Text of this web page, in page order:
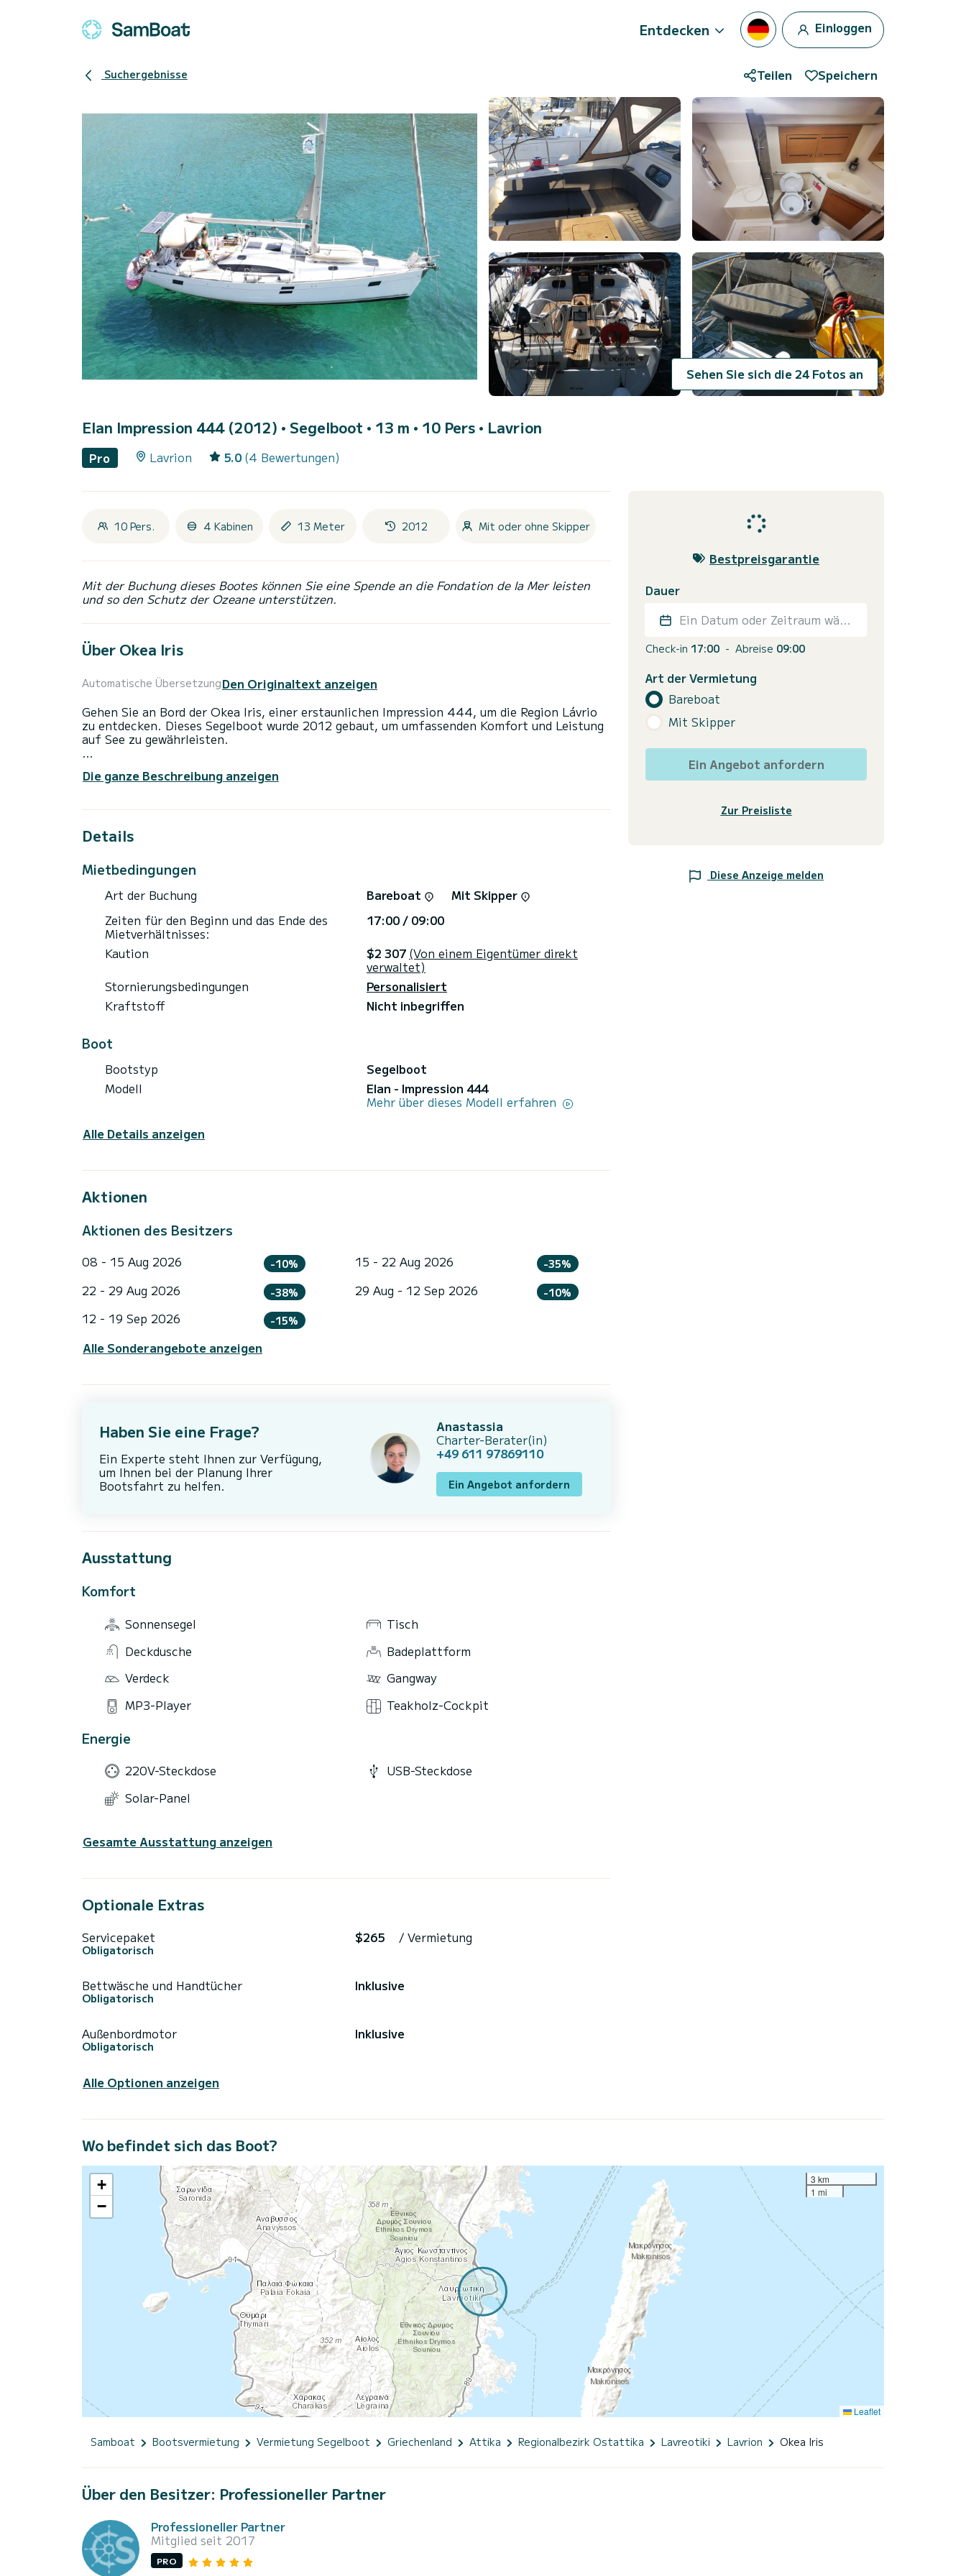
Entdecken Einloggen
Suchergebnisse Teilen Speichern
Sehen Sie sich die 24 Fotos an
Elan Impression 444 (2012) • Segelboot • 13 m • 10 Pers • Lavrion
Pro Lavrion 5.0 (4 Bewertungen)
10 Pers. 4 Kabinen 13 Meter 2012 Mit oder ohne Skipper
Mit der Buchung dieses Bootes können Sie eine Spende an die Fondation de la Mer leisten
und so den Schutz der Ozeane unterstützen.
Über Okea Iris
Automatische ÜbersetzungDen Originaltext anzeigen
Gehen Sie an Bord der Okea Iris, einer erstaunlichen Impression 444, um die Region Lávrio
zu entdecken. Dieses Segelboot wurde 2012 gebaut, um umfassenden Komfort und Leistung
auf See zu gewährleisten.
einer Gesamtlänge von 13 Metern wird es Ihr bester Verbündeter sein, um einen
folgende Ausstattung: Autopilot, Außenbordmotor, Fernseher, Lautsprecher, USB-Stecker,
Deckdusche, Badeplattform.
Wir laden Sie ein, direkt über die Plattform ein Angebot anzufordern, wir werden uns mit
Die ganze Beschreibung anzeigen
Details
Mietbedingungen
Art der Buchung Bareboat
Mit Skipper
Zeiten für den Beginn und das Ende des
Mietverhältnisses:
17:00 / 09:00
Kaution
$2 307 (Von einem Eigentümer direkt
verwaltet)
Stornierungsbedingungen
Personalisiert
Kraftstoff
Nicht inbegriffen
Boot
Bootstyp
Segelboot
Modell
Elan - Impression 444
Mehr über dieses Modell erfahren
Alle Details anzeigen
Aktionen
Aktionen des Besitzers
08 - 15 Aug 2026 -10% 15 - 22 Aug 2026 -35%
22 - 29 Aug 2026 -38% 29 Aug - 12 Sep 2026 -10%
12 - 19 Sep 2026 -15%
Alle Sonderangebote anzeigen
Haben Sie eine Frage?
Ein Experte steht Ihnen zur Verfügung,
um Ihnen bei der Planung Ihrer
Bootsfahrt zu helfen.
Anastassia
Charter-Berater(in)
+49 611 97869110
Ein Angebot anfordern
Ausstattung
Komfort
Sonnensegel
Tisch
Deckdusche
Badeplattform
Verdeck
Gangway
MP3-Player
Teakholz-Cockpit
Energie
220V-Steckdose
USB-Steckdose
Solar-Panel
Gesamte Ausstattung anzeigen
Optionale Extras
Servicepaket
Obligatorisch
$265 / Vermietung
Bettwäsche und Handtücher
Obligatorisch
Inklusive
Außenbordmotor
Obligatorisch
Inklusive
Alle Optionen anzeigen
Bestpreisgarantie
Dauer
Ein Datum oder Zeitraum wählen
Check-in 17:00 - Abreise 09:00
Art der Vermietung
Bareboat
Mit Skipper
Ein Angebot anfordern
Zur Preisliste
Diese Anzeige melden
Wo befindet sich das Boot?
+
−
3 km
1 mi
Leaflet
Samboat Bootsvermietung Vermietung Segelboot Griechenland Attika Regionalbezirk Ostattika Lavreotiki Lavrion Okea Iris
Über den Besitzer: Professioneller Partner
Professioneller Partner
Mitglied seit 2017
PRO